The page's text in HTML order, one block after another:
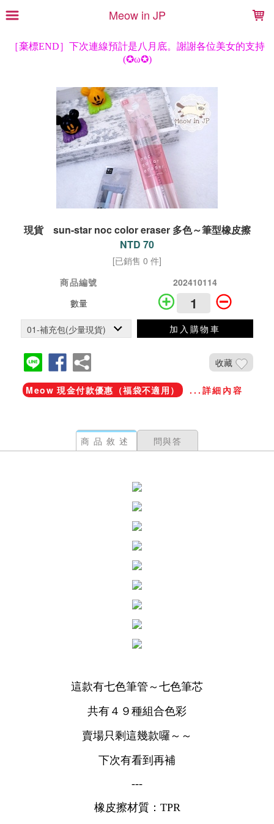
Meow in JP
現貨 sun-star noc color eraser 多色～筆型橡皮擦
NTD 70
[已銷售 0 件]
商品編號
202410114
數量
加入購物車
收藏
Meow 現金付款優惠（福袋不適用） ...詳細內容
商品敘述 問與答